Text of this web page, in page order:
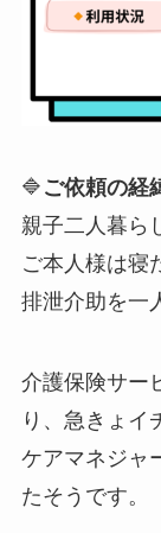
🔷 ご依頼の経
親子二人暮ら
ご本人様は寝
排泄介助を一
介護保険サー
り、急きょイ
ケアマネジャ
たそうです。